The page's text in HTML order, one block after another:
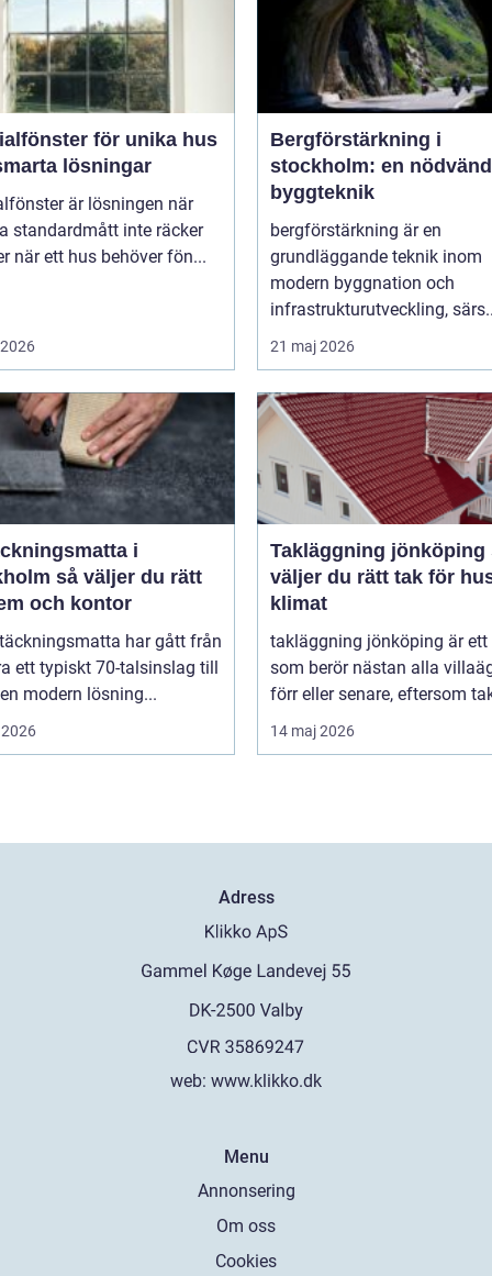
för unika hus
lösningar
är lösningen när
standardmått inte räcker
när ett hus behöver fön...
Bergförstärkning i
stockholm: en
byggteknik
bergförstärkning är en
grundläggande teknik inom
modern byggnation och
infrastrukturutveckling,
21 maj 2026
i
du rätt
och kontor
har gått från
ett typiskt 70-talsinslag till
modern lösning...
Takläggning jönköping så
väljer du rätt tak för
klimat
takläggning jönköping är ett
som berör nästan alla
förr eller senare, eftersom
14 maj 2026
Adress
web: www.klikko.dk
Menu
Annonsering
Om oss
Cookies